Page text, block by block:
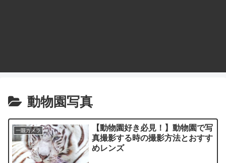
動物園写真
一眼カメラ
【動物園好き必見！】動物園で写
真撮影する時の撮影方法とおすす
めレンズ